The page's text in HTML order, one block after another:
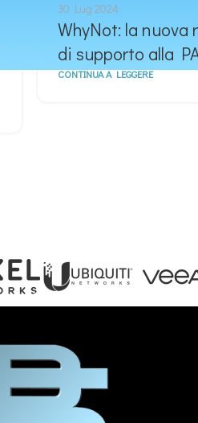
30 Lug 2024
WhyNot: la nuova
di supporto alla
CONTINUA A LEGGERE